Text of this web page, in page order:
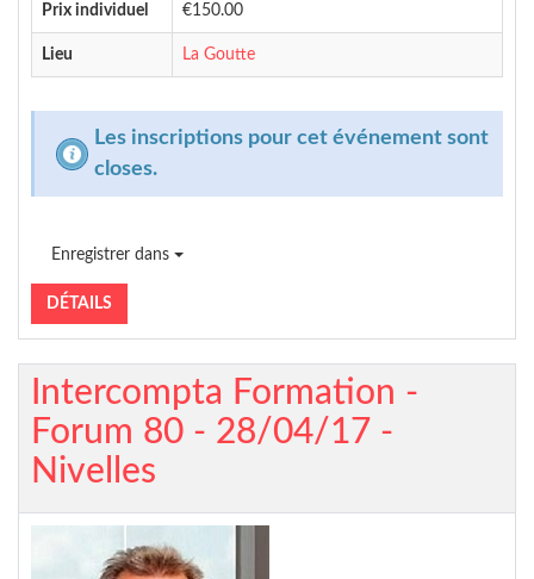
Prix individuel €150.00
Lieu La Goutte
Les inscriptions pour cet événement sont
closes.
Enregistrer dans
DÉTAILS
Intercompta Formation -
Forum 80 - 28/04/17 -
Nivelles